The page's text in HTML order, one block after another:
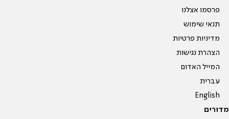
פרסמו אצלנו
תנאי שימוש
מדיניות פרטיות
הצהרת נגישות
המייל האדום
עברית
English
מדורים